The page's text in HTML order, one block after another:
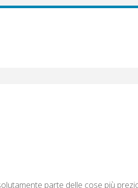
parte delle cose più